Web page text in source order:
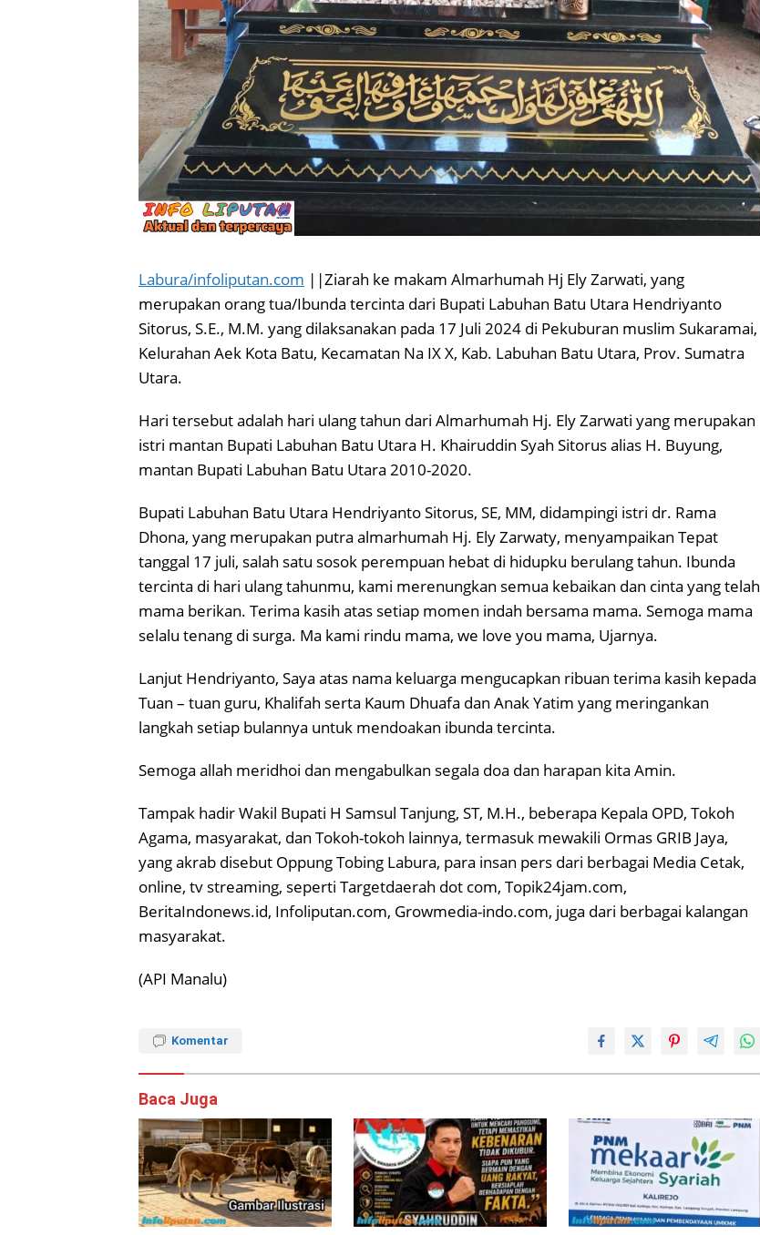
Labura/infoliputan.com ||Ziarah ke makam Almarhumah Hj Ely Zarwati, yang
merupakan orang tua/Ibunda tercinta dari Bupati Labuhan Batu Utara Hendriyanto
Sitorus, S.E., M.M. yang dilaksanakan pada 17 Juli 2024 di Pekuburan muslim Sukaramai,
Kelurahan Aek Kota Batu, Kecamatan Na IX X, Kab. Labuhan Batu Utara, Prov. Sumatra
Utara.
Hari tersebut adalah hari ulang tahun dari Almarhumah Hj. Ely Zarwati yang merupakan
istri mantan Bupati Labuhan Batu Utara H. Khairuddin Syah Sitorus alias H. Buyung,
mantan Bupati Labuhan Batu Utara 2010-2020.
Bupati Labuhan Batu Utara Hendriyanto Sitorus, SE, MM, didampingi istri dr. Rama
Dhona, yang merupakan putra almarhumah Hj. Ely Zarwaty, menyampaikan Tepat
tanggal 17 juli, salah satu sosok perempuan hebat di hidupku berulang tahun. Ibunda
tercinta di hari ulang tahunmu, kami merenungkan semua kebaikan dan cinta yang telah
mama berikan. Terima kasih atas setiap momen indah bersama mama. Semoga mama
selalu tenang di surga. Ma kami rindu mama, we love you mama, Ujarnya.
Lanjut Hendriyanto, Saya atas nama keluarga mengucapkan ribuan terima kasih kepada
Tuan – tuan guru, Khalifah serta Kaum Dhuafa dan Anak Yatim yang meringankan
langkah setiap bulannya untuk mendoakan ibunda tercinta.
Semoga allah meridhoi dan mengabulkan segala doa dan harapan kita Amin.
Tampak hadir Wakil Bupati H Samsul Tanjung, ST, M.H., beberapa Kepala OPD, Tokoh
Agama, masyarakat, dan Tokoh-tokoh lainnya, termasuk mewakili Ormas GRIB Jaya,
yang akrab disebut Oppung Tobing Labura, para insan pers dari berbagai Media Cetak,
online, tv streaming, seperti Targetdaerah dot com, Topik24jam.com,
BeritaIndonews.id, Infoliputan.com, Growmedia-indo.com, juga dari berbagai kalangan
masyarakat.
(API Manalu)
Komentar
Baca Juga